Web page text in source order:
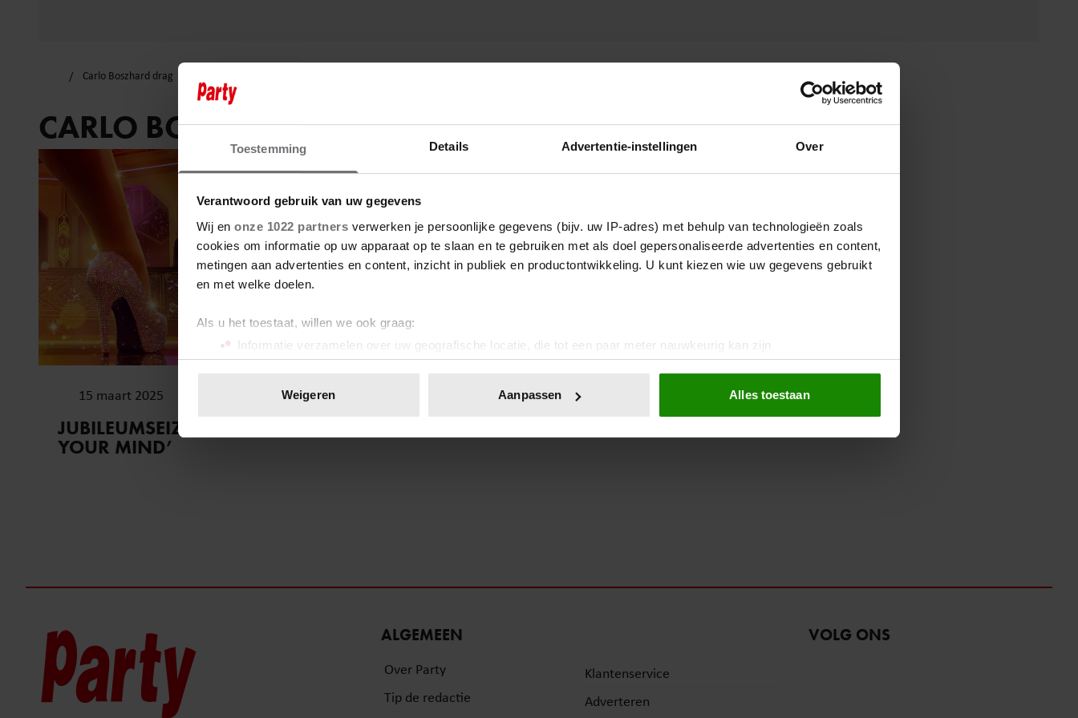
Toestemming Details Advertentie-instellingen Over
Verantwoord gebruik van uw gegevens
Wij en onze 1022 partners verwerken je persoonlijke gegevens (bijv. uw IP-adres) met behulp van technologieën zoals
cookies om informatie op uw apparaat op te slaan en te gebruiken met als doel gepersonaliseerde advertenties en content,
metingen aan advertenties en content, inzicht in publiek en productontwikkeling. U kunt kiezen wie uw gegevens gebruikt
en met welke doelen.
Als u het toestaat, willen we ook graag:
Informatie verzamelen over uw geografische locatie, die tot een paar meter nauwkeurig kan zijn
Uw apparaat identificeren door het actief te scannen op specifieke eigenschappen (fingerprinting)
toestemming op elk moment wijzigen of intrekken in de Cookieverklaring.
Weigeren Aanpassen Alles toestaan
Carlo Boszhard drag
CARLO BOSZHARD DRAG
15 maart 2025
JUBILEUMSEIZOEN ‘MAKE UP
YOUR MIND’
ALGEMEEN
Over Party
Tip de redactie
Klantenservice
Adverteren
VOLG ONS